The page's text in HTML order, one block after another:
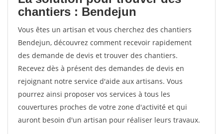
chantiers : Bendejun
Vous êtes un artisan et vous cherchez des chantiers
Bendejun, découvrez comment recevoir rapidement
des demande de devis et trouver des chantiers.
Recevez dès à présent des demandes de devis en
rejoignant notre service d'aide aux artisans. Vous
pourrez ainsi proposer vos services à tous les
couvertures proches de votre zone d'activité et qui
auront besoin d'un artisan pour réaliser leurs travaux.